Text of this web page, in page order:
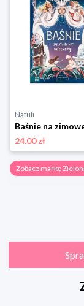
Natuli
24.00 zł
Zobacz markę